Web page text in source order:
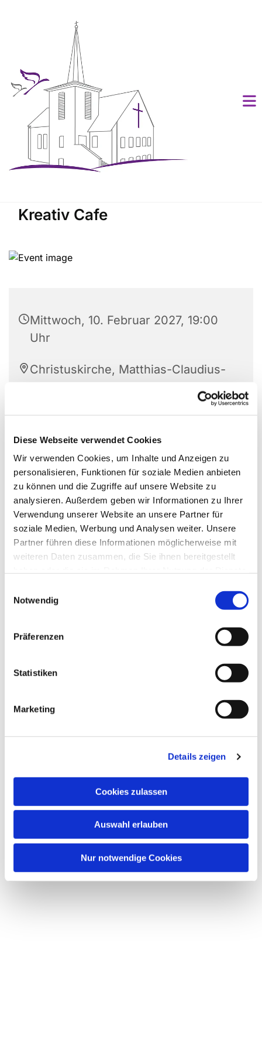
Diese Webseite verwendet Cookies
Wir verwenden Cookies, um Inhalte und Anzeigen zu
personalisieren, Funktionen für soziale Medien anbieten
zu können und die Zugriffe auf unsere Website zu
analysieren. Außerdem geben wir Informationen zu Ihrer
Verwendung unserer Website an unsere Partner für
soziale Medien, Werbung und Analysen weiter. Unsere
Partner führen diese Informationen möglicherweise mit
weiteren Daten zusammen, die Sie ihnen bereitgestellt
Notwendig
Präferenzen
Statistiken
Marketing
Details zeigen
Cookies zulassen
Auswahl erlauben
Nur notwendige Cookies
Kreativ Cafe
Mittwoch, 10. Februar 2027, 19:00
Uhr
Christuskirche, Matthias-Claudius-
Eva Zier, Bärbel Stopinski
Dies könnte Sie auch